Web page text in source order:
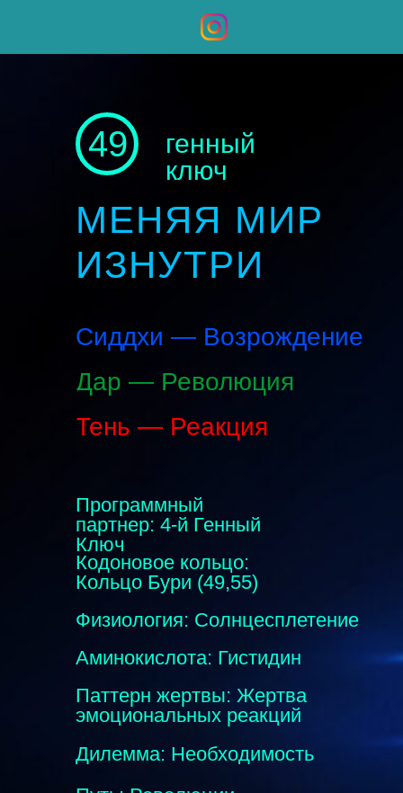
генный
ключ
49
МЕНЯЯ МИР
ИЗНУТРИ
Программный
партнер: 4-й Генный
Ключ
Кодоновое кольцо:
Кольцо Бури (49,55)
Физиология: Солнцесплетение
Аминокислота: Гистидин
Паттерн жертвы: Жертва
эмоциональных реакций
Дилемма: Необходимость
Сиддхи — Возрождение
Дар — Революция
Тень — Реакция